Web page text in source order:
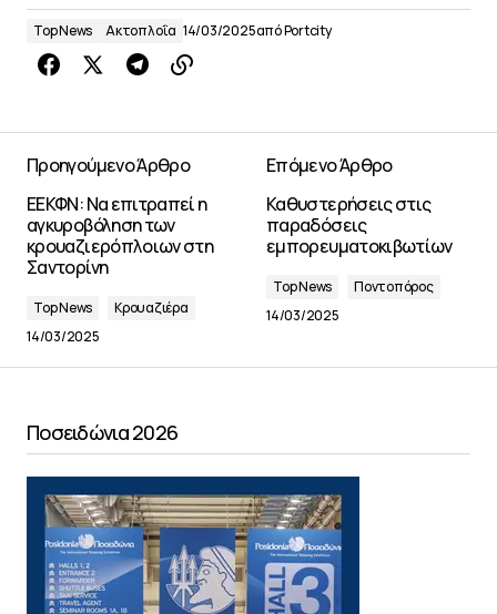
Top News Ακτοπλοΐα 14/03/2025απόPortcity
Προηγούμενο Άρθρο
ΕΕΚΦΝ: Να επιτραπεί η
αγκυροβόληση των
κρουαζιερόπλοιων στη
Σαντορίνη
Top News
Κρουαζιέρα
14/03/2025
Επόμενο Άρθρο
Καθυστερήσεις στις
παραδόσεις
εμπορευματοκιβωτίων
Top News
Ποντοπόρος
14/03/2025
Ποσειδώνια 2026